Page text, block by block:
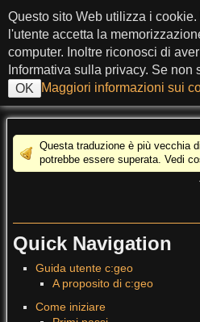
c:geo User
>
Questa traduzione è più vecchia
potrebbe essere superata. Vedi
Quick Navigation
Guida utente c:geo
A proposito di c:geo
Come iniziare
Questo sito Web utilizza i
l'utente accetta la
computer. Inoltre riconosci di
Informativa sulla privacy. Se
OK
Maggiori informazioni sui